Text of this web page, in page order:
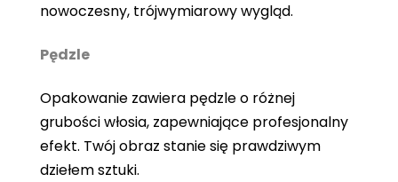
nowoczesny, trójwymiarowy wygląd.
Pędzle
Opakowanie zawiera pędzle o różnej
grubości włosia, zapewniające profesjonalny
efekt. Twój obraz stanie się prawdziwym
dziełem sztuki.